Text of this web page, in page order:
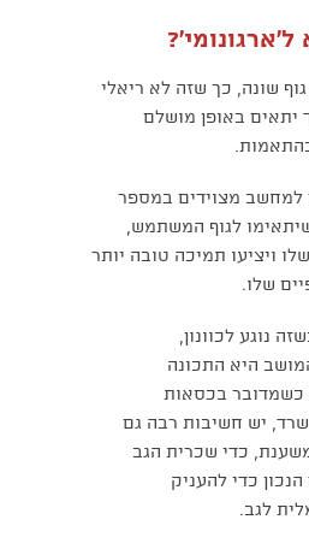
שונה, כך שזה לא ריאלי
באופן מושלם
למחשב מצוידים במספר
שיתאימו לגוף המשתמש,
ויציעו תמיכה טובה יותר
שלו.
נוגע לכוונון,
היא התכונה
כשמדובר בכסאות
יש חשיבות רבה גם
כדי שכרית הגב
כדי להעניק
לגב.